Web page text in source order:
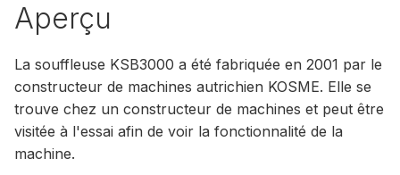
Aperçu
La souffleuse KSB3000 a été fabriquée en 2001 par le
constructeur de machines autrichien KOSME. Elle se
trouve chez un constructeur de machines et peut être
visitée à l'essai afin de voir la fonctionnalité de la
machine.